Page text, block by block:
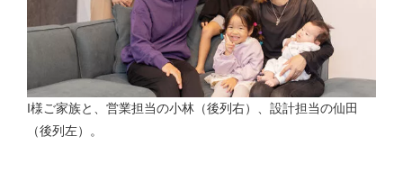
I様ご家族と、営業担当の小林（後列右）、設計担当の仙田
（後列左）。